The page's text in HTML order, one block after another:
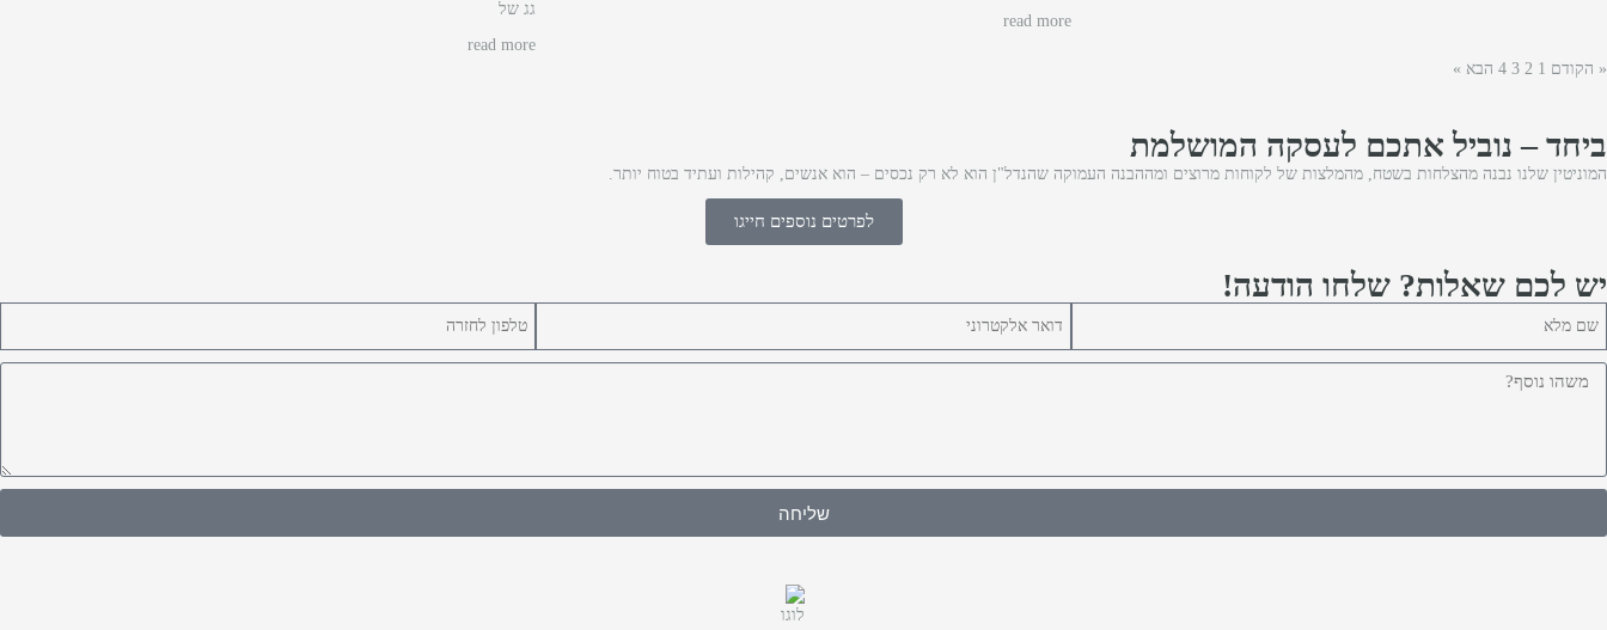
read more
גג של
read more
« הקודם 1
2
3
4 הבא »
ביחד – נוביל אתכם לעסקה המושלמת
המוניטין שלנו נבנה מהצלחות בשטח, מהמלצות של לקוחות מרוצים ומההבנה העמוקה שהנדל"ן הוא לא רק נכסים – הוא אנשים, קהילות ועתיד בטוח יותר.
לפרטים נוספים חייגו
יש לכם שאלות? שלחו הודעה!
שליחה